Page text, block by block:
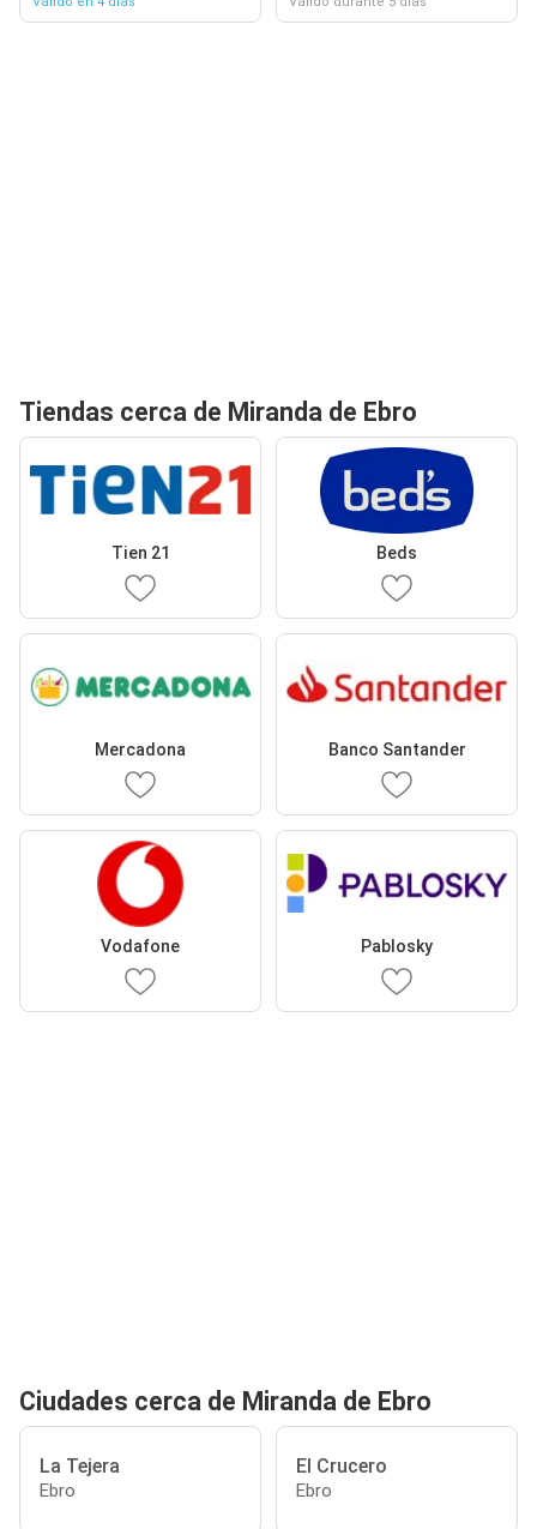
Tiendas cerca de Miranda de Ebro
Tien 21 Beds
Mercadona Banco Santander
Vodafone Pablosky
Ciudades cerca de Miranda de Ebro
La Tejera
Ebro
El Crucero
Ebro